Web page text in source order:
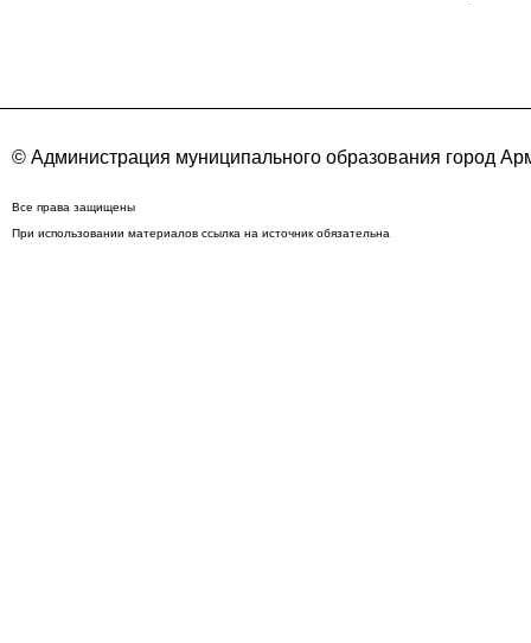
© Администрация муниципального образования город
Все права защищены
При использовании материалов ссылка на источник обязательна